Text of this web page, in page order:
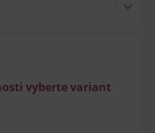
vyberte variant